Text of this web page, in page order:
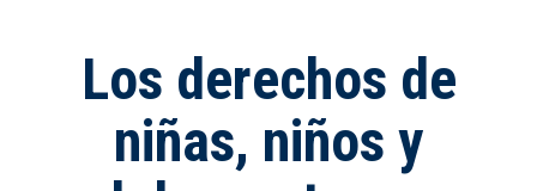
Los derechos de
niñas, niños y